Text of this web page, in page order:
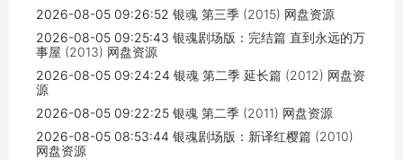
2026-08-05 09:26:52 银魂 第三季 (2015) 网盘资源
2026-08-05 09:25:43 银魂剧场版：完结篇 直到永远的万
事屋 (2013) 网盘资源
2026-08-05 09:24:24 银魂 第二季 延长篇 (2012) 网盘资
源
2026-08-05 09:22:25 银魂 第二季 (2011) 网盘资源
2026-08-05 08:53:44 银魂剧场版：新译红樱篇 (2010)
网盘资源